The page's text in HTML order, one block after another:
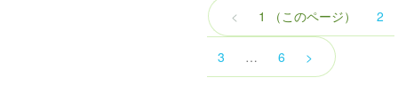
< 1 （このページ） 2
3 … 6 >